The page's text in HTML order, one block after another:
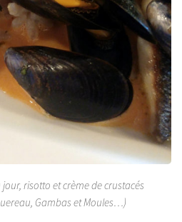
risotto et crème de crustacés
Gambas et Moules…)